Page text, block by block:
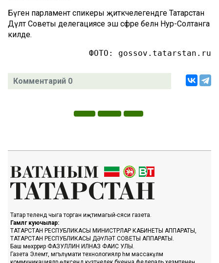
Бүген парламент спикеры җитәкчелегендәге Татарстан
Дәүләт Советы делегациясе эш сәфәре белән Нур-Солтанга
килде.
ФОТО: gossov.tatarstan.ru
Комментарий 0
Татар телендә чыга торган иҗтимагый-сәяси газета.
Гамәлгә куючылар:
ТАТАРСТАН РЕСПУБЛИКАСЫ МИНИСТРЛАР КАБИНЕТЫ АППАРАТЫ,
ТАТАРСТАН РЕСПУБЛИКАСЫ ДӘҮЛӘТ СОВЕТЫ АППАРАТЫ.
Баш мөхәррир ФАЗУЛЛИН ИЛНАЗ ФАИС УЛЫ.
Газета Элемтә, мәгълүмати технологияләр һәм массакүләм